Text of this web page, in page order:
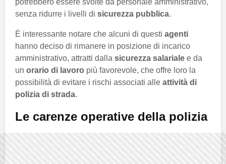
senza ridurre i livelli di sicurezza pubblica.
È interessante notare che alcuni di questi agenti
hanno deciso di rimanere in posizione di incarico
amministrativo, attratti dalla sicurezza salariale e da
un orario di lavoro più favorevole, che offre loro la
possibilità di evitare i rischi associati alle attività di
polizia di strada.
Le carenze operative della polizia